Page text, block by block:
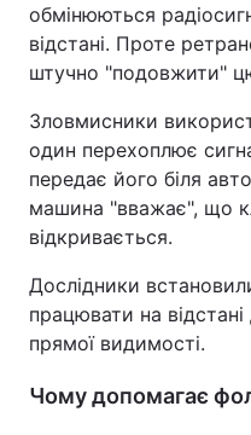
обмінюються
відстані. Проте
штучно "подовжити"
Зловмисники
один перехоплює
передає його біля
машина "вважає", що
відкривається.
Дослідники
працювати на
прямої видимості.
Чому допомагає